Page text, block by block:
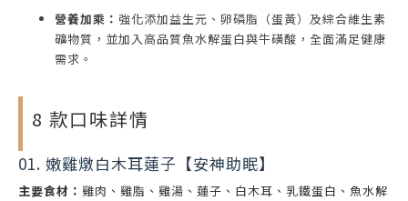
營養加乘： 強化添加益生元、卵磷脂（蛋黃）及綜合維生素
礦物質，並加入高品質魚水解蛋白與牛磺酸，全面滿足健康
需求。
8 款口味詳情
01. 嫩雞燉白木耳蓮子【安神助眠】
主要食材： 雞肉、雞脂、雞湯、蓮子、白木耳、乳鐵蛋白、魚水解